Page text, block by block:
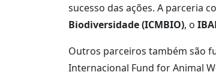
sucesso das ações. A parceria
Biodiversidade (ICMBIO), o
Outros parceiros também são
Internacional Fund for Animal